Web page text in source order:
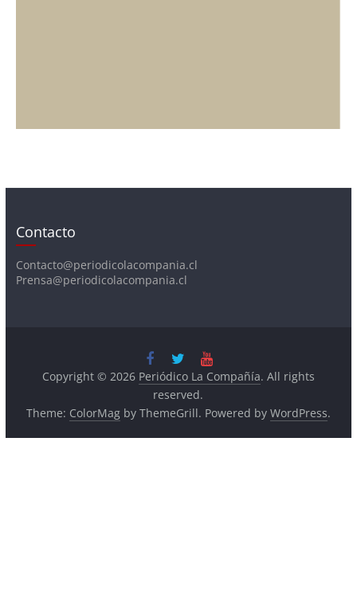
Contacto
Contacto@periodicolacompania.cl
Prensa@periodicolacompania.cl
Copyright © 2026 Periódico La Compañía. All rights
reserved.
Theme: ColorMagby ThemeGrill. Powered by WordPress.